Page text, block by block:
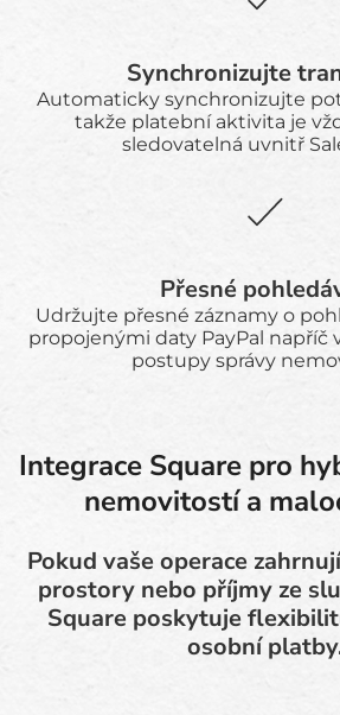
Synchronizujte
Automaticky synchronizujte
takže platební aktivita je
sledovatelná uvnitř
Přesné
Udržujte přesné záznamy o
propojenými daty PayPal napříč
postupy správy
Integrace Square pro
nemovitostí a
Pokud vaše operace
prostory nebo příjmy ze
Square poskytuje
osobní